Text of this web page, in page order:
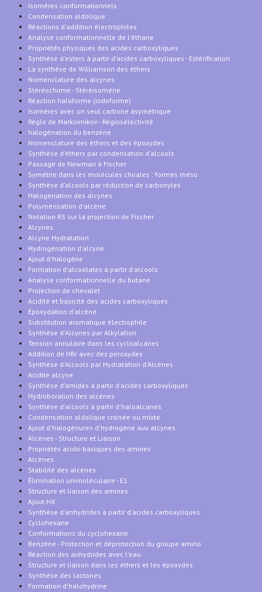
Isomères conformationnels
Condensation aldolique
Réactions d'addition électrophiles
Analyse conformationnelle de l'éthane
Propriétés physiques des acides carboxyliques
Synthèse d'esters à partir d'acides carboxyliques - Estérification
La synthèse de Williamson des éthers
Nomenclature des alcynes
Stéréochimie - Stéréisomérie
Réaction haloforme (iodoforme)
Isomères avec un seul carbone asymétrique
Règle de Markovnikov - Régiosélectivité
halogénation du benzène
Nomenclature des éthers et des époxydes
Synthèse d'éthers par condensation d'alcools
Passage de Newman à Fischer
Symétrie dans les molécules chirales : formes méso
Synthèse d'alcools par réduction de carbonyles
Halogénation des alcynes
Polymérisation d'alcène
Notation RS sur la projection de Fischer
Alcynes
Alcyne Hydratation
Hydrogénation d'alcyne
Ajout d'halogène
Formation d'alcoolates à partir d'alcools
Analyse conformationnelle du butane
Projection de chevalet
Acidité et basicité des acides carboxyliques
Époxydation d'alcène
Substitution aromatique électrophile
Synthèse d'Alcynes par Alkylation
Tension annulaire dans les cycloalcanes
Addition de HBr avec des peroxydes
Synthèse d'Alcools par Hydratation d'Alcènes
Acidité alcyne
Synthèse d'amides à partir d'acides carboxyliques
Hydroboration des alcènes
Synthèse d'alcools à partir d'haloalcanes
Condensation aldolique croisée ou mixte
Ajout d'halogénures d'hydrogène aux alcynes
Alcènes - Structure et Liaison
Propriétés acido-basiques des amines
Alcènes
Stabilité des alcènes
Élimination unimoléculaire - E1
Structure et liaison des amines
Ajout HX
Synthèse d'anhydrides à partir d'acides carboxyliques
Cyclohexane
Conformations du cyclohexane
Benzène - Protection et déprotection du groupe amino
Réaction des anhydrides avec l'eau
Structure et liaison dans les éthers et les époxydes
Synthèse des lactones
Formation d'halohydrine